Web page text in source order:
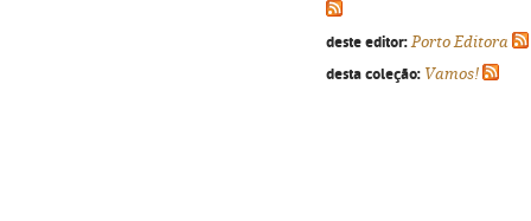
deste editor: Porto Editora
desta coleção: Vamos!